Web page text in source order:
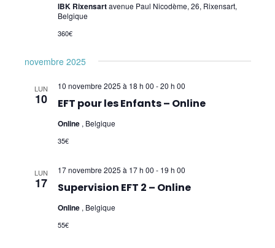
IBK Rixensartavenue Paul Nicodème, 26, Rixensart,
Belgique
360€
novembre 2025
LUN
10 EFT pour les Enfants – Online
10 novembre 2025 à 18 h 00 -20 h 00
Online , Belgique
35€
LUN
17 Supervision EFT 2 – Online
17 novembre 2025 à 17 h 00 - 19 h 00
Online , Belgique
55€